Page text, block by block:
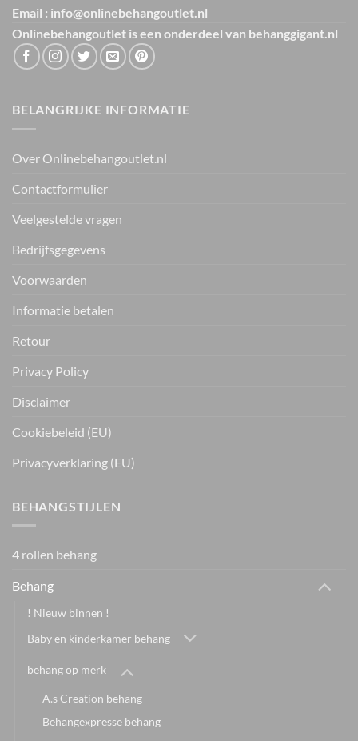
Email : info@onlinebehangoutlet.nl
Onlinebehangoutlet is een onderdeel van behanggigant.nl
BELANGRIJKE INFORMATIE
Over Onlinebehangoutlet.nl
Contactformulier
Veelgestelde vragen
Bedrijfsgegevens
Voorwaarden
Informatie betalen
Retour
Privacy Policy
Disclaimer
Cookiebeleid (EU)
Privacyverklaring (EU)
BEHANGSTIJLEN
4 rollen behang
Behang
! Nieuw binnen !
Baby en kinderkamer behang
behang op merk
A.s Creation behang
Behangexpresse behang